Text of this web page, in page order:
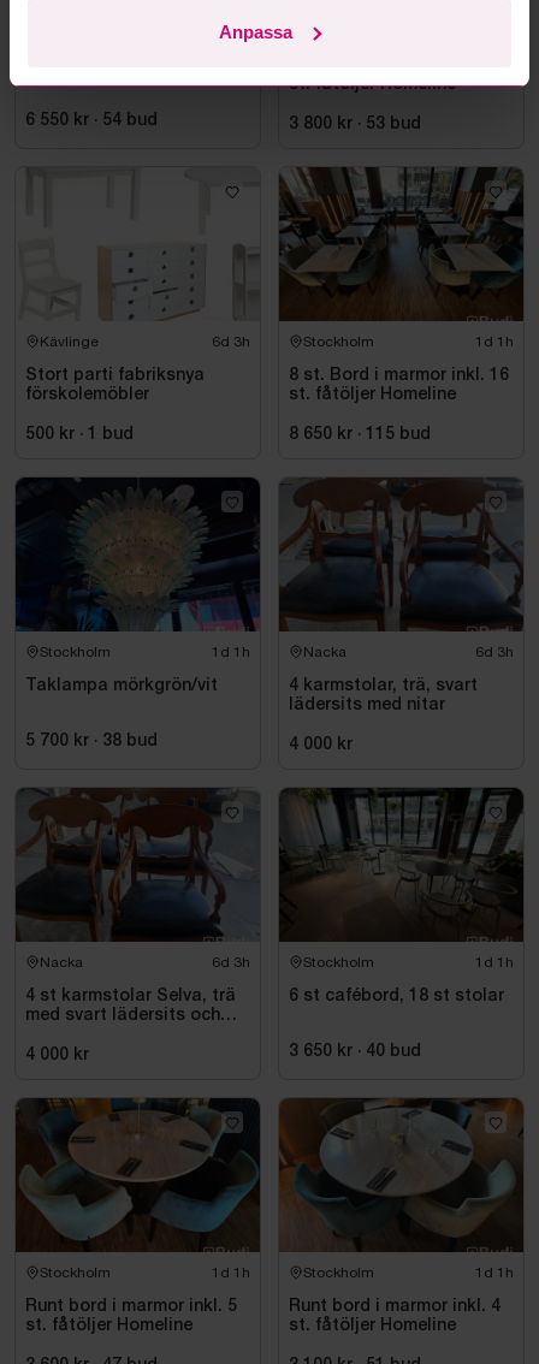
Anpassa
1d 1h
6 550 kr · 54 bud
Stockholm
st. fåtöljer Homeline
3 800 kr · 53 bud
Kävlinge 6d 3h
Stort parti fabriksnya
förskolemöbler
500 kr · bud
Stockholm 1d 1h
8 st. Bord i marmor inkl. 16
st. fåtöljer Homeline
8 650 kr · 115 bud
Stockholm 1d 1h
Taklampa mörkgrön/vit
5 700 kr · 38 bud
Nacka 6d 3h
4 karmstolar, trä, svart
lädersits med nitar
4 000 kr
Nacka 6d 3h
4 st karmstolar Selva, trä
med svart lädersits och
4 000 kr
Stockholm 1d 1h
6 st cafébord, 18 st stolar
3 650 kr · 40 bud
Stockholm 1d 1h
Runt bord i marmor inkl. 5
st. fåtöljer Homeline
Stockholm 1d 1h
Runt bord i marmor inkl. 4
st. fåtöljer Homeline